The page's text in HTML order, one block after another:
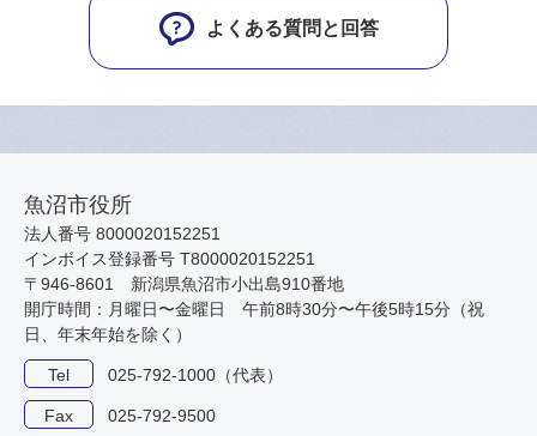
よくある質問と回答
魚沼市役所
法人番号 8000020152251
インボイス登録番号 T8000020152251
〒946-8601 新潟県魚沼市小出島910番地
開庁時間：月曜日〜金曜日 午前8時30分〜午後5時15分（祝
日、年末年始を除く）
Tel 025-792-1000（代表）
Fax 025-792-9500